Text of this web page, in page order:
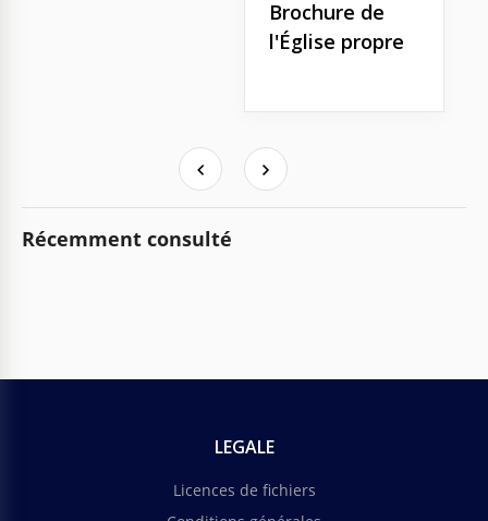
Brochure de
l'Église propre
Récemment consulté
LEGALE
Licences de fichiers